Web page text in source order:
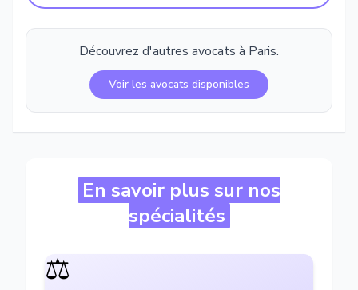
Découvrez d'autres avocats à Paris.
Voir les avocats disponibles
En savoir plus sur nos
spécialités
⚖️